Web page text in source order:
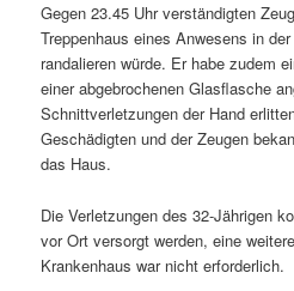
Gegen 23.45 Uhr verständigten
Treppenhaus eines Anwesens in
randalieren würde. Er habe zudem
einer abgebrochenen Glasflasche
Schnittverletzungen der Hand
Geschädigten und der Zeugen
das Haus.
Die Verletzungen des 32-Jährigen
vor Ort versorgt werden, eine
Krankenhaus war nicht erforderlich.